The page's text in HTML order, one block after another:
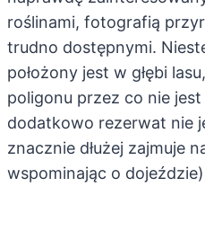
roślinami, fotografią
trudno dostępnymi.
położony jest w głębi
poligonu przez co nie
dodatkowo rezerwat nie
znacznie dłużej zajmuje
wspominając o